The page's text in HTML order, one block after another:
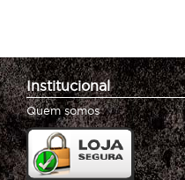
Institucional
Quem somos